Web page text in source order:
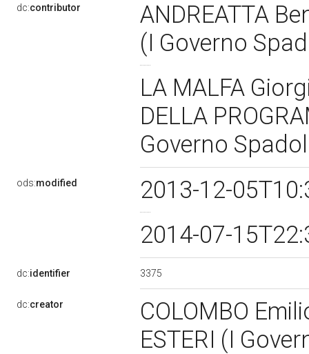
dc:contributor
ANDREATTA
(I Governo
LA MALFA
DELLA
Governo
ods:modified
2013-12-
2014-07-
dc:identifier 3375
dc:creator
COLOMBO
ESTERI (I